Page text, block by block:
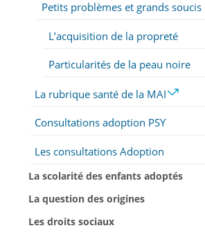
Petits problèmes et grands soucis
L’acquisition de la propreté
Particularités de la peau noire
La rubrique santé de la MAI
Consultations adoption PSY
Les consultations Adoption
La scolarité des enfants adoptés
La question des origines
Les droits sociaux